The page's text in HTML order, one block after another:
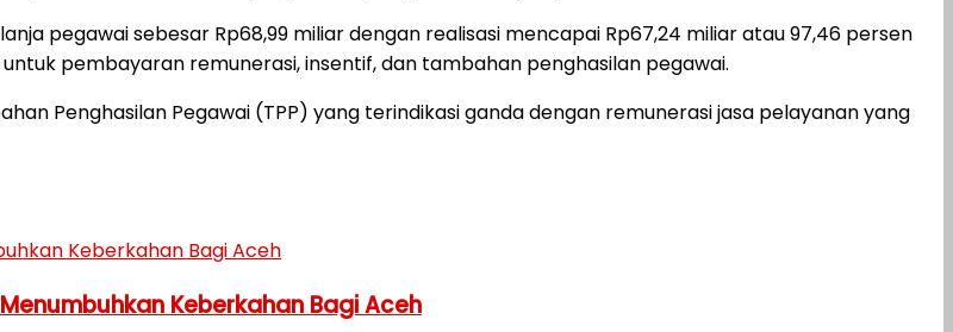
pegawai sebesar Rp68,99 miliar dengan realisasi mencapai Rp67,24 miliar atau 97,46 persen
pembayaran remunerasi, insentif, dan tambahan penghasilan pegawai.
Penghasilan Pegawai (TPP) yang terindikasi ganda dengan remunerasi jasa pelayanan yang
Keberkahan Bagi Aceh